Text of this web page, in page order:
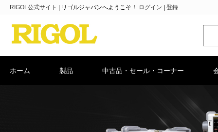
RIGOL公式サイト リゴルジャパンへようこそ！ ログイン 登録
ホーム 製品 中古品・セール・コーナー